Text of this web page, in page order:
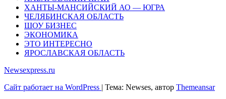
ХАНТЫ-МАНСИЙСКИЙ АО — ЮГРА
ЧЕЛЯБИНСКАЯ ОБЛАСТЬ
ШОУ БИЗНЕС
ЭКОНОМИКА
ЭТО ИНТЕРЕСНО
ЯРОСЛАВСКАЯ ОБЛАСТЬ
Newsexpress.ru
Сайт работает на WordPress | Тема: Newses, автор Themeansar